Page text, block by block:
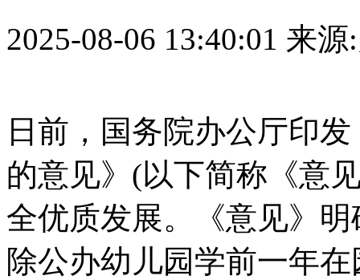
2025-08-06 13:40:01 来源
日前，国务院办公厅印
的意见》(以下简称《意
全优质发展。《意见》
除公办幼儿园学前一年